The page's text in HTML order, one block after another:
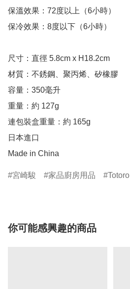
保溫效果：72度以上（6小時）
保冷效果：8度以下（6小時）
尺寸：直徑 5.8cm x H18.2cm
材質：不銹鋼、聚丙烯、矽橡膠
容量：350毫升
重量：約 127g
連包裝盒重量：約 165g
日本進口
Made in China
宮崎駿 家品廚房用品 Totoro
你可能感興趣的商品